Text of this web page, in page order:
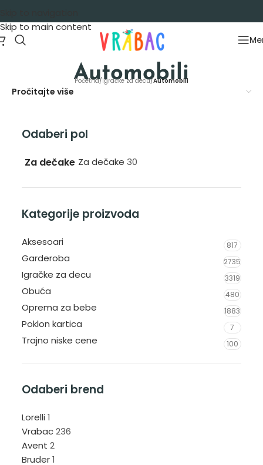
Skip to main content
Automobili
Početna/Igračke za decu/Automobili
Pročitajte više
Odaberi pol
Za dečake Za dečake 30
Kategorije proizvoda
Aksesoari 817
Garderoba 2735
Igračke za decu 3319
Obuća 480
Oprema za bebe 1883
Poklon kartica 7
Trajno niske cene 100
Odaberi brend
Lorelli 1
Vrabac 236
Avent 2
Bruder 1